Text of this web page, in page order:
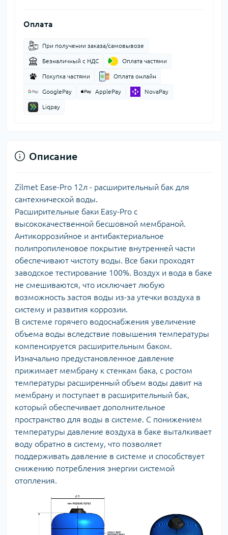
Оплата
При получении заказа/самовывозе
Безналичный с НДС Оплата частями
Покупка частями Оплата онлайн
GooglePay ApplePay NovaPay
Liqpay
Описание
Zilmet Ease-Pro 12л - расширительный бак для
сантехнической воды.
Расширительные баки Easy-Pro с
высококачественной бесшовной мембраной.
Антикоррозийное и антибактериальное
полипропиленовое покрытие внутренней части
обеспечивают чистоту воды. Все баки проходят
заводское тестирование 100%. Воздух и вода в баке
не смешиваются, что исключает любую
возможность застоя воды из-за утечки воздуха в
систему и развития коррозии.
В системе горячего водоснабжения увеличение
объема воды вследствие повышения температуры
компенсируется расширительным баком.
Изначально предустановленное давление
прижимает мембрану к стенкам бака, с ростом
температуры расширенный объем воды давит на
мембрану и поступает в расширительный бак,
который обеспечивает дополнительное
пространство для воды в системе. С понижением
температуры давление воздуха в баке выталкивает
воду обратно в систему, что позволяет
поддерживать давление в системе и способствует
снижению потребления энергии системой
отопления.